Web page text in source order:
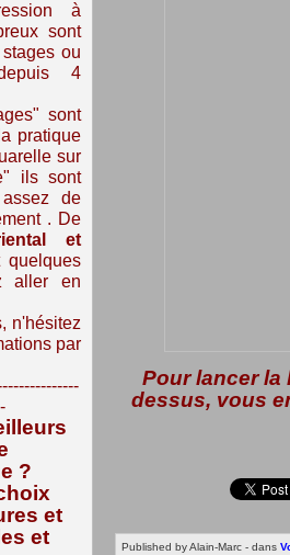
à
sont
ou
4
sont
pratique
sur
ils sont
de
. De
et
quelques
aller en
n'hésitez
par
?
et
et
Pour lancer la
dessus, vous
Published by Alain-Marc - dans